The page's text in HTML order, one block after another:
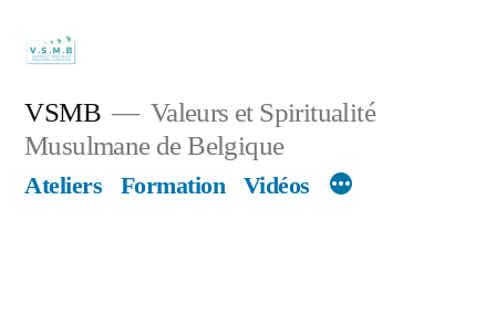
content
VSMB
Valeurs et Spiritualité
Musulmane de Belgique
Ateliers Formation Vidéos